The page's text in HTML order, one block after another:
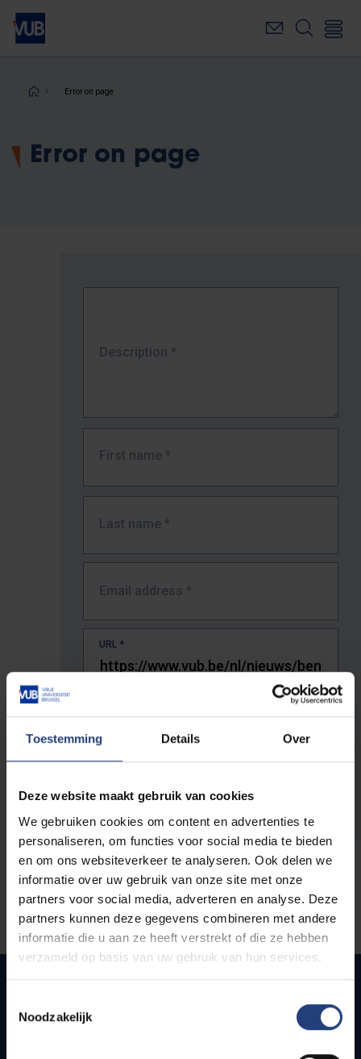
Toestemming Details Over
Deze website maakt gebruik van cookies
We gebruiken cookies om content en advertenties te
personaliseren, om functies voor social media te bieden
en om ons websiteverkeer te analyseren. Ook delen we
informatie over uw gebruik van onze site met onze
partners voor social media, adverteren en analyse. Deze
partners kunnen deze gegevens combineren met andere
informatie die u aan ze heeft verstrekt of die ze hebben
verzameld op basis van uw gebruik van hun services.
Noodzakelijk
Skip
main
Breadcrumb
Error on page
Error on page
Description *
First name *
Last name *
Email address *
URL *
The full URL of the page where you encountered the error.
Quick links